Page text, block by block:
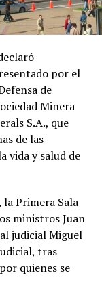
por el
de
Minera
S.A., que
de las
vida y salud de
Primera Sala
ministros Juan
judicial Miguel
tras
quienes se